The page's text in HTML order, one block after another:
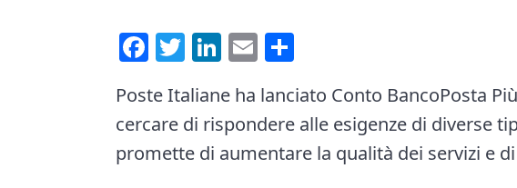
F
ce
b
o
T
tt
er
Li
e
dI
n
E
ai
l
n
di
vi
Poste Italiane ha lanciato Conto BancoPosta
cercare di rispondere alle esigenze di diverse
promette di aumentare la qualità dei servizi e